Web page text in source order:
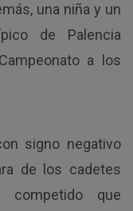
una niña y un
de Palencia
a los
signo negativo
de los cadetes
que